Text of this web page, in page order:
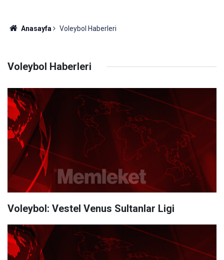
Anasayfa Voleybol Haberleri
Voleybol Haberleri
Voleybol: Vestel Venus Sultanlar Ligi